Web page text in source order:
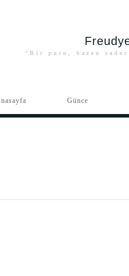
"Bir puro, bazen
Günce